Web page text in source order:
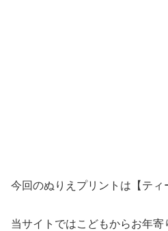
今回のぬりえプリントは【ティ
当サイトではこどもからお年